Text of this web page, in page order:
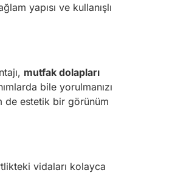
yapısı ve kullanışlı
mutfak dolapları
bile yorulmanızı
de estetik bir görünüm
vidaları kolayca